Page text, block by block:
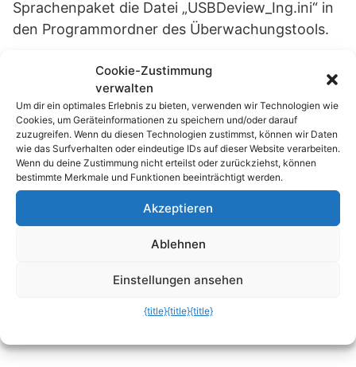
Sprachenpaket die Datei „USBDeview_Ing.ini“ in
den Programmordner des Überwachungstools.
Wenn Sie nun das Programm mit einem
Doppelklick auf das USB-Icon starten…
Cookie-Zustimmung
verwalten
Um dir ein optimales Erlebnis zu bieten, verwenden wir Technologien wie
Cookies, um Geräteinformationen zu speichern und/oder darauf
zuzugreifen. Wenn du diesen Technologien zustimmst, können wir Daten
wie das Surfverhalten oder eindeutige IDs auf dieser Website verarbeiten.
Wenn du deine Zustimmung nicht erteilst oder zurückziehst, können
bestimmte Merkmale und Funktionen beeinträchtigt werden.
Akzeptieren
Ablehnen
Einstellungen ansehen
{title}{title}{title}